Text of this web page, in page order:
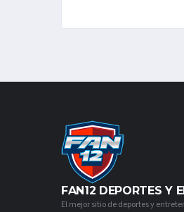
FAN12 DEPORTES Y
El mejor sitio de deportes y